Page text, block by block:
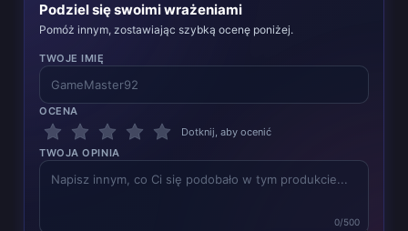
Podziel się swoimi wrażeniami
Pomóż innym, zostawiając szybką ocenę poniżej.
TWOJE IMIĘ
OCENA
Dotknij, aby ocenić
TWOJA OPINIA
0/500